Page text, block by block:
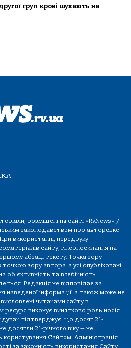
груп крові шукають на
розміщені на сайті «RvNews» /
законодавством про авторське
використанні, передруку
сайту, гіперпосилання на
абзаці тексту. Точка зору
точкою зору автора, а усі опубліковані
об'єктивність та всебічність
Редакція не відповідає за
наведеної інформації, а також може не
читачами сайту в
виконує винятково роль носія.
підтверджує, що досяг 21-
досягли 21-річного віку — не
користування Сайтом. Адміністрація
за законність використання Сайту